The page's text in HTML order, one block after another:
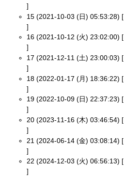
]
15 (2021-10-03 (日) 05:53:28) [
]
16 (2021-10-12 (火) 23:02:00) [
]
17 (2021-12-11 (土) 23:00:03) [
]
18 (2022-01-17 (月) 18:36:22) [
]
19 (2022-10-09 (日) 22:37:23) [
]
20 (2023-11-16 (木) 03:46:54) [
]
21 (2024-06-14 (金) 03:08:14) [
]
22 (2024-12-03 (火) 06:56:13) [
]